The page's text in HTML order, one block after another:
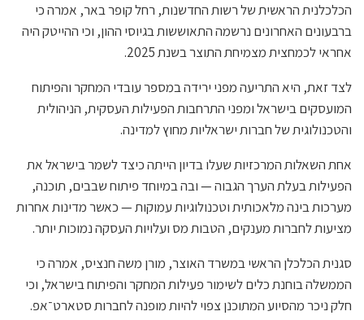
הכלכלנית הראשית של רשות החדשנות, רחל קופר באר, אמרה כי
ברבעונים האחרונים נרשמה התאוששות בגיוסי ההון, וכי ההייטק היה
אחראי לכמחצית מצמיחת התוצר בשנת 2025.
לצד זאת, היא התריעה מפני ירידה במספר עובדי המחקר והפיתוח
המועסקים בישראל ומפני התרחבות הפעילות העסקית, הניהולית
והטכנולוגית של חברות ישראליות מחוץ למדינה.
אחת השאלות המרכזיות שעלו בדיון הייתה כיצד לשמר בישראל את
הפעילות בעלת הערך הגבוה — ובה במיוחד פיתוח שבבים, תוכנה,
מערכות בינה מלאכותית וטכנולוגיות עמוקות — כאשר מדינות אחרות
מציעות לחברות מענקים, הטבות מס ועלויות העסקה נמוכות יותר.
סגנית הכלכלן הראשי במשרד האוצר, מורן משה חנציס, אמרה כי
הממשלה בוחנת כלים לשימור פעילות המחקר והפיתוח בישראל, וכי
חלק ניכר מהסיוע המתוכנן צפוי להיות מופנה לחברות סטארט־אפ.